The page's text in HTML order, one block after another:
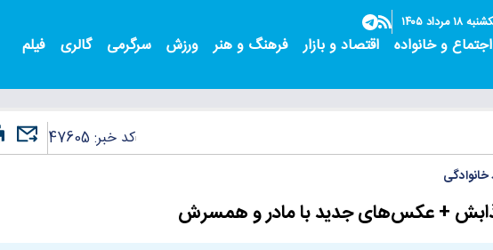
۱۸ مرداد ۱۴۰۵
اجتماع و خانواده اقتصاد و بازار فرهنگ و هنر ورزش سرگرمی گالری فیلم
کد خبر:47605
جذابش + عکس‌های جدید با مادر و همسرش